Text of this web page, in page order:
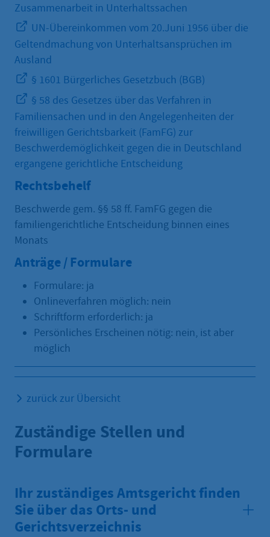
Zusammenarbeit in Unterhaltssachen
UN-Übereinkommen vom 20.Juni 1956 über die
Geltendmachung von Unterhaltsansprüchen im
Ausland
§ 1601 Bürgerliches Gesetzbuch (BGB)
§ 58 des Gesetzes über das Verfahren in
Familiensachen und in den Angelegenheiten der
freiwilligen Gerichtsbarkeit (FamFG) zur
Beschwerdemöglichkeit gegen die in Deutschland
ergangene gerichtliche Entscheidung
Rechtsbehelf
Beschwerde gem. §§ 58 ff. FamFG gegen die
familiengerichtliche Entscheidung binnen eines
Monats
Anträge / Formulare
Formulare: ja
Onlineverfahren möglich: nein
Schriftform erforderlich: ja
Persönliches Erscheinen nötig: nein, ist aber
möglich
zurück zur Übersicht
Zuständige Stellen und
Formulare
Ihr zuständiges Amtsgericht finden
Sie über das Orts- und
Gerichtsverzeichnis